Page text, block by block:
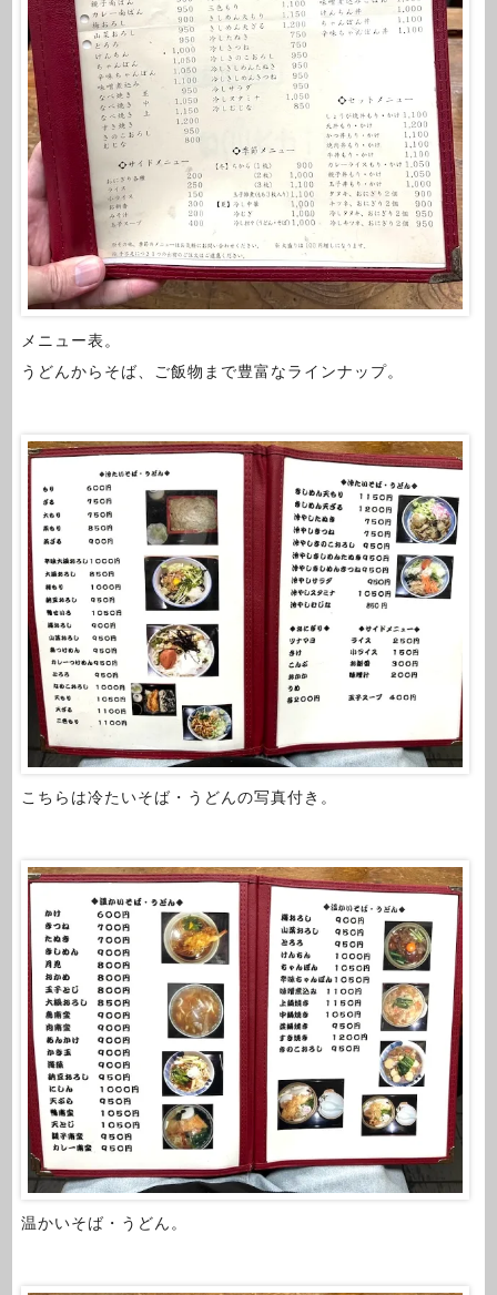
メニュー表。
うどんからそば、ご飯物まで豊富なラインナップ。
こちらは冷たいそば・うどんの写真付き。
温かいそば・うどん。